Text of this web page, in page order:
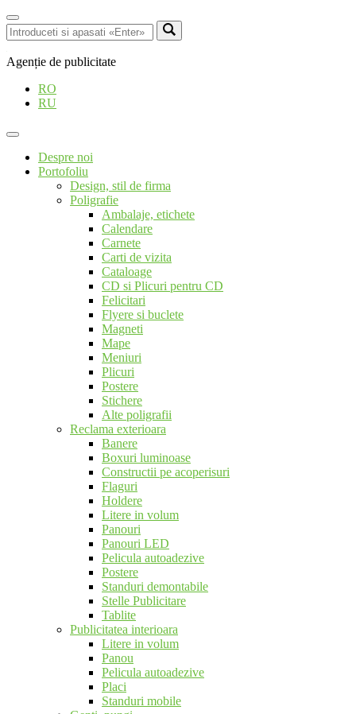
Agenție de publicitate
RO
RU
Despre noi
Portofoliu
Design, stil de firma
Poligrafie
Ambalaje, etichete
Calendare
Carnete
Carti de vizita
Cataloage
CD si Plicuri pentru CD
Felicitari
Flyere si buclete
Magneti
Mape
Meniuri
Plicuri
Postere
Stichere
Alte poligrafii
Reclama exterioara
Banere
Boxuri luminoase
Constructii pe acoperisuri
Flaguri
Holdere
Litere in volum
Panouri
Panouri LED
Pelicula autoadezive
Postere
Standuri demontabile
Stelle Publicitare
Tablite
Publicitatea interioara
Litere in volum
Panou
Pelicula autoadezive
Placi
Standuri mobile